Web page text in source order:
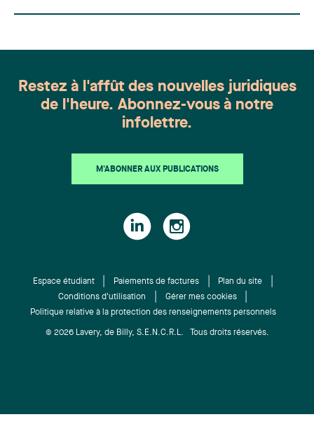
Restez à l'affût des nouvelles juridiques
de l'heure. Abonnez-vous à notre
infolettre.
M'ABONNER AUX PUBLICATIONS
Espace étudiant Paiements de factures
Plan du site
Conditions d'utilisation
Gérer mes cookies
Politique relative à la protection des renseignements personnels
© 2026 Lavery, de Billy, S.E.N.C.R.L. Tous droits réservés.